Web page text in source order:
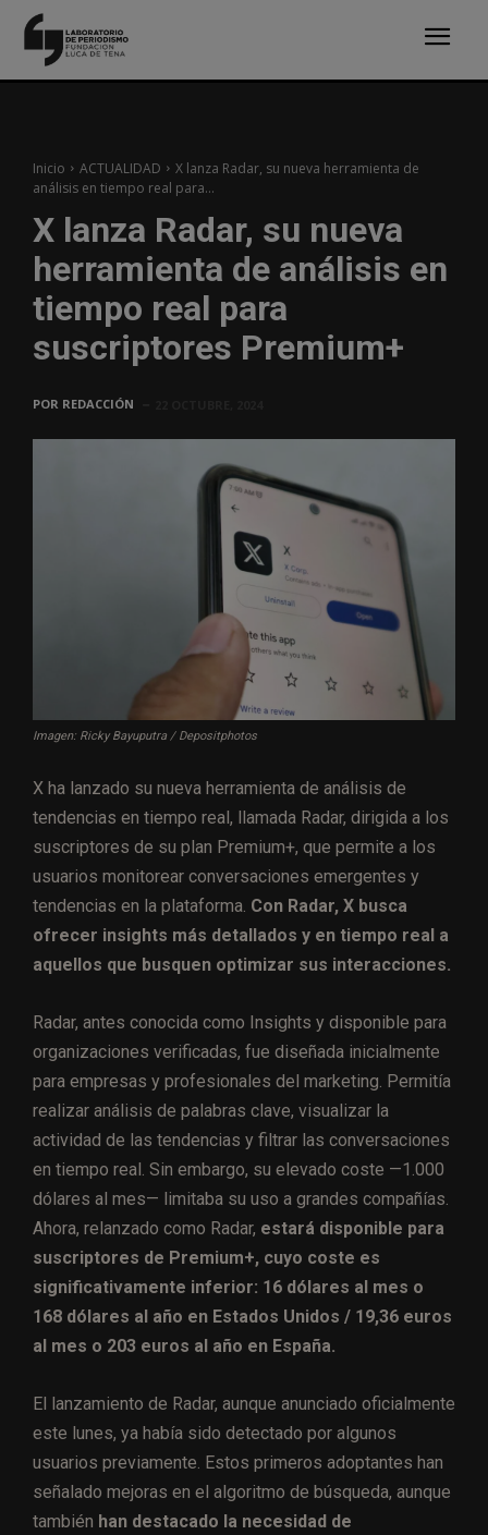
Inicio ACTUALIDAD
X lanza Radar, su nueva herramienta de
análisis en tiempo real para...
X lanza Radar, su nueva
herramienta de análisis en
tiempo real para
suscriptores Premium+
POR REDACCIÓN
Imagen: Ricky Bayuputra / Depositphotos
X ha lanzado su nueva herramienta de análisis de
tendencias en tiempo real, llamada Radar, dirigida a los
suscriptores de su plan Premium+, que permite a los
usuarios monitorear conversaciones emergentes y
tendencias en la plataforma. Con Radar, X busca
ofrecer insights más detallados y en tiempo real a
aquellos que busquen optimizar sus interacciones.
Radar, antes conocida como Insights y disponible para
organizaciones verificadas, fue diseñada inicialmente
para empresas y profesionales del marketing. Permitía
realizar análisis de palabras clave, visualizar la
actividad de las tendencias y filtrar las conversaciones
en tiempo real. Sin embargo, su elevado coste —1.000
dólares al mes— limitaba su uso a grandes compañías.
Ahora, relanzado como Radar, estará disponible para
suscriptores de Premium+, cuyo coste es
significativamente inferior: 16 dólares al mes o
168 dólares al año en Estados Unidos / 19,36 euros
al mes o 203 euros al año en España.
El lanzamiento de Radar, aunque anunciado oficialmente
este lunes, ya había sido detectado por algunos
usuarios previamente. Estos primeros adoptantes han
señalado mejoras en el algoritmo de búsqueda, aunque
también han destacado la necesidad de